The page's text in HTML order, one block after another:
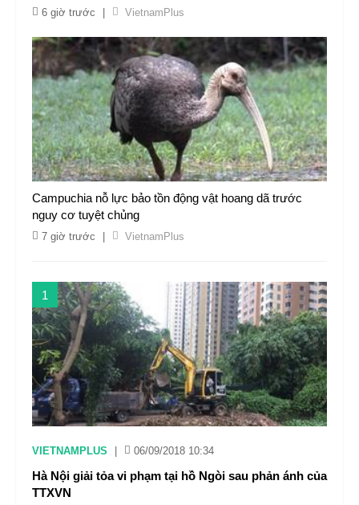
6 giờ trước VietnamPlus
Campuchia nỗ lực bảo tồn động vật hoang dã trước
nguy cơ tuyệt chủng
7 giờ trước VietnamPlus
1
VIETNAMPLUS 06/09/2018 10:34
Hà Nội giải tỏa vi phạm tại hồ Ngòi sau phản ánh của
TTXVN